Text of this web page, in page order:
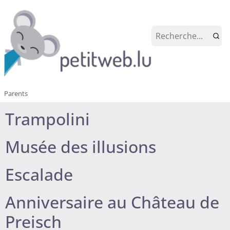
Parents
Trampolini
Musée des illusions
Escalade
Anniversaire au Château de
Preisch